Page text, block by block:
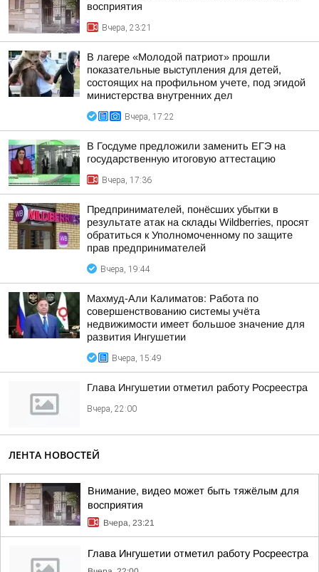
восприятия
Вчера, 23:21
В лагере «Молодой патриот» прошли
показательные выступления для детей,
состоящих на профильном учете, под эгидой
министерства внутренних дел
Вчера, 17:22
В Госдуме предложили заменить ЕГЭ на
государственную итоговую аттестацию
Вчера, 17:36
Предпринимателей, понёсших убытки в
результате атак на склады Wildberries, просят
обратиться к Уполномоченному по защите
прав предпринимателей
Вчера, 19:44
Махмуд-Али Калиматов: Работа по
совершенствованию системы учёта
недвижимости имеет большое значение для
развития Ингушетии
Вчера, 15:49
Глава Ингушетии отметил работу Росреестра
Вчера, 22:00
ЛЕНТА НОВОСТЕЙ
Внимание, видео может быть тяжёлым для
восприятия
Вчера, 23:21
Глава Ингушетии отметил работу Росреестра